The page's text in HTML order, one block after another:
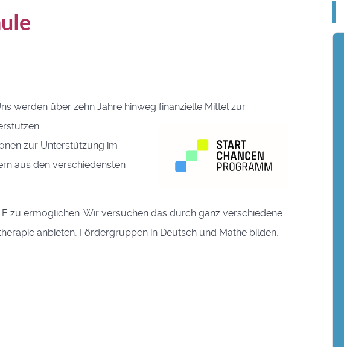
werden über zehn Jahre hinweg finanzielle Mittel zur
zur Unterstützung im
aus den verschiedensten
zu ermöglichen. Wir versuchen das durch ganz verschiedene
anbieten, Fördergruppen in Deutsch und Mathe bilden,